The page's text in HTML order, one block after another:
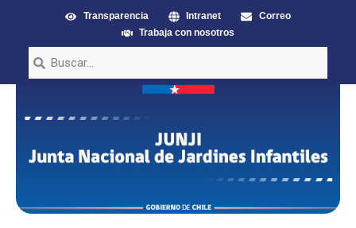
Transparencia Intranet
Correo
Trabaja con nosotros